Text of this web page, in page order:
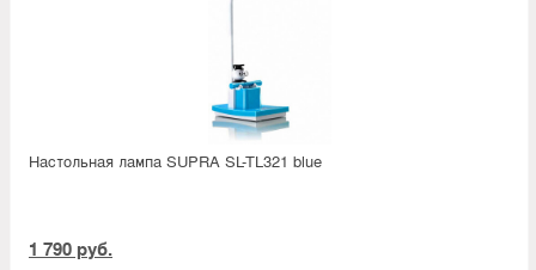
Настольная лампа SUPRA SL-TL321 blue
1 790 руб.